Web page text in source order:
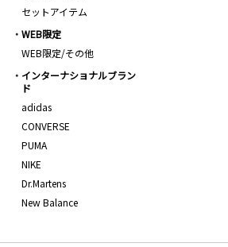
セットアイテム
WEB限定
WEB限定/その他
インターナショナルブラン
ド
adidas
CONVERSE
PUMA
NIKE
Dr.Martens
New Balance